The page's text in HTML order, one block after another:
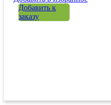
Добавить к
заказу